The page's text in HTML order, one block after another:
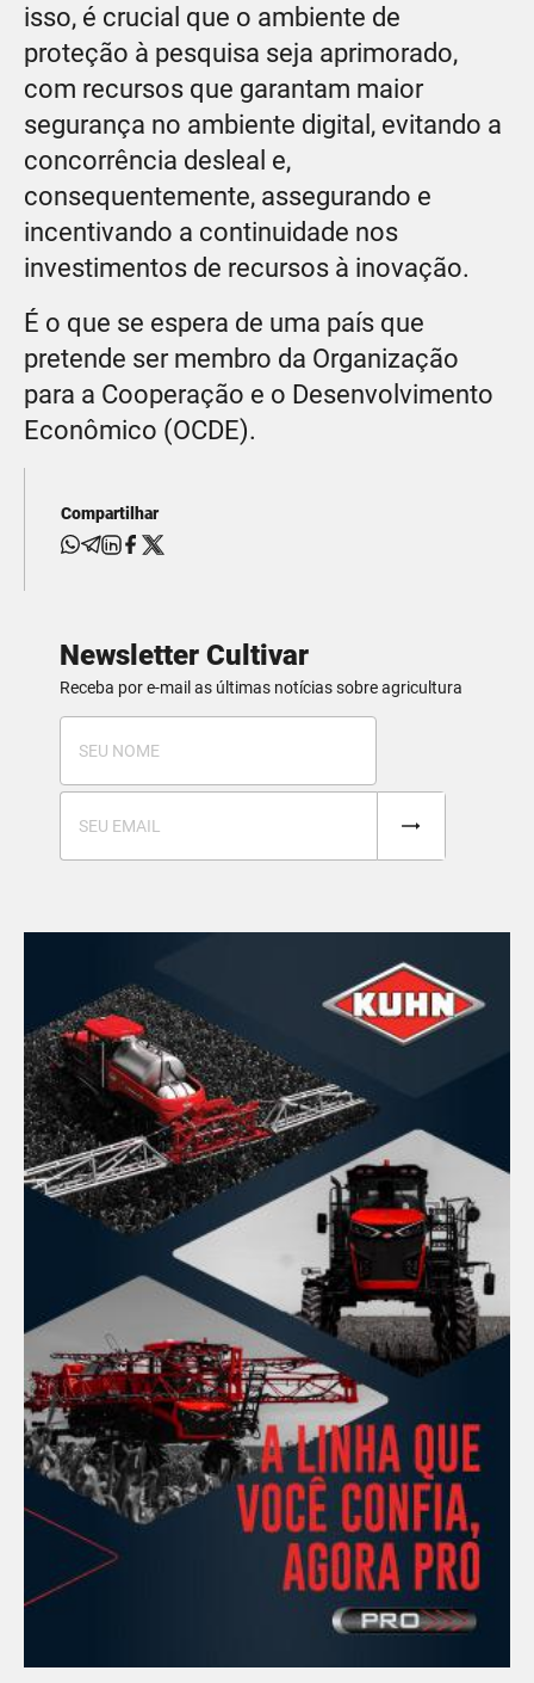
isso, é crucial que o ambiente de
proteção à pesquisa seja aprimorado,
com recursos que garantam maior
segurança no ambiente digital, evitando a
concorrência desleal e,
consequentemente, assegurando e
incentivando a continuidade nos
investimentos de recursos à inovação.
É o que se espera de uma país que
pretende ser membro da Organização
para a Cooperação e o Desenvolvimento
Econômico (OCDE).
Compartilhar
Newsletter Cultivar
Receba por e-mail as últimas notícias sobre agricultura